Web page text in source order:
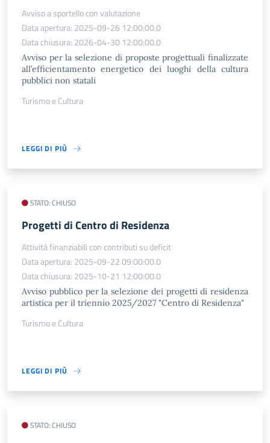
Avviso a sportello con valutazione
Data apertura: 2025-09-26 12:00:00.0
Data chiusura: 2026-04-30 12:00:00.0
Avviso per la selezione di proposte progettuali finalizzate
all’efficientamento energetico dei luoghi della cultura
pubblici non statali
Turismo e Cultura
LEGGI DI PIÙ
STATO: CHIUSO
Progetti di Centro di Residenza
Attività finanziabili con contributi su deficit
Data apertura: 2025-09-22 09:00:00.0
Data chiusura: 2025-10-21 12:00:00.0
Avviso pubblico per la selezione dei progetti di residenza
artistica per il triennio 2025/2027 "Centro di Residenza"
Turismo e Cultura
LEGGI DI PIÙ
STATO: CHIUSO